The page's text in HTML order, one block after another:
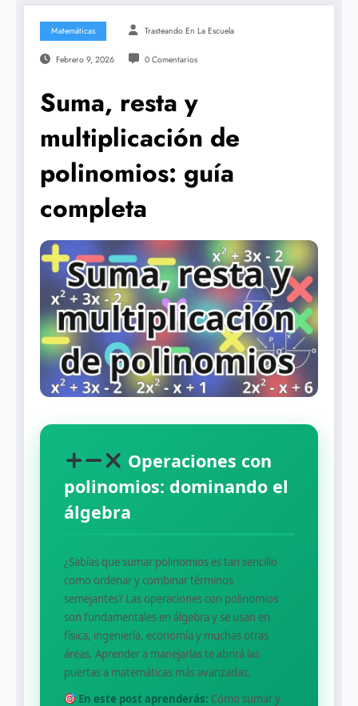
Matemáticas Trasteando En La Escuela
Febrero 9, 2026 0 Comentarios
Suma, resta y
multiplicación de
polinomios: guía
completa
Operaciones con
polinomios: dominando el
álgebra
¿Sabías que sumar polinomios es tan sencillo
como ordenar y combinar términos
semejantes? Las operaciones con polinomios
son fundamentales en álgebra y se usan en
física, ingeniería, economía y muchas otras
áreas. Aprender a manejarlas te abrirá las
puertas a matemáticas más avanzadas.
En este post aprenderás: Cómo sumar y